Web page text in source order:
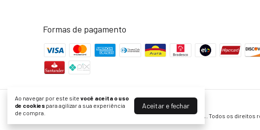
Ao navegar por este site você aceita o uso
de cookies para agilizar a sua experiência
de compra.
Aceitar e fechar
Formas de pagamento
KF Bikes | Peças para Bike com Ofertas no Site Oficial
©2026. KF Comércio de Bicicletas Peças e Acessórios LTDA . Todos os direitos